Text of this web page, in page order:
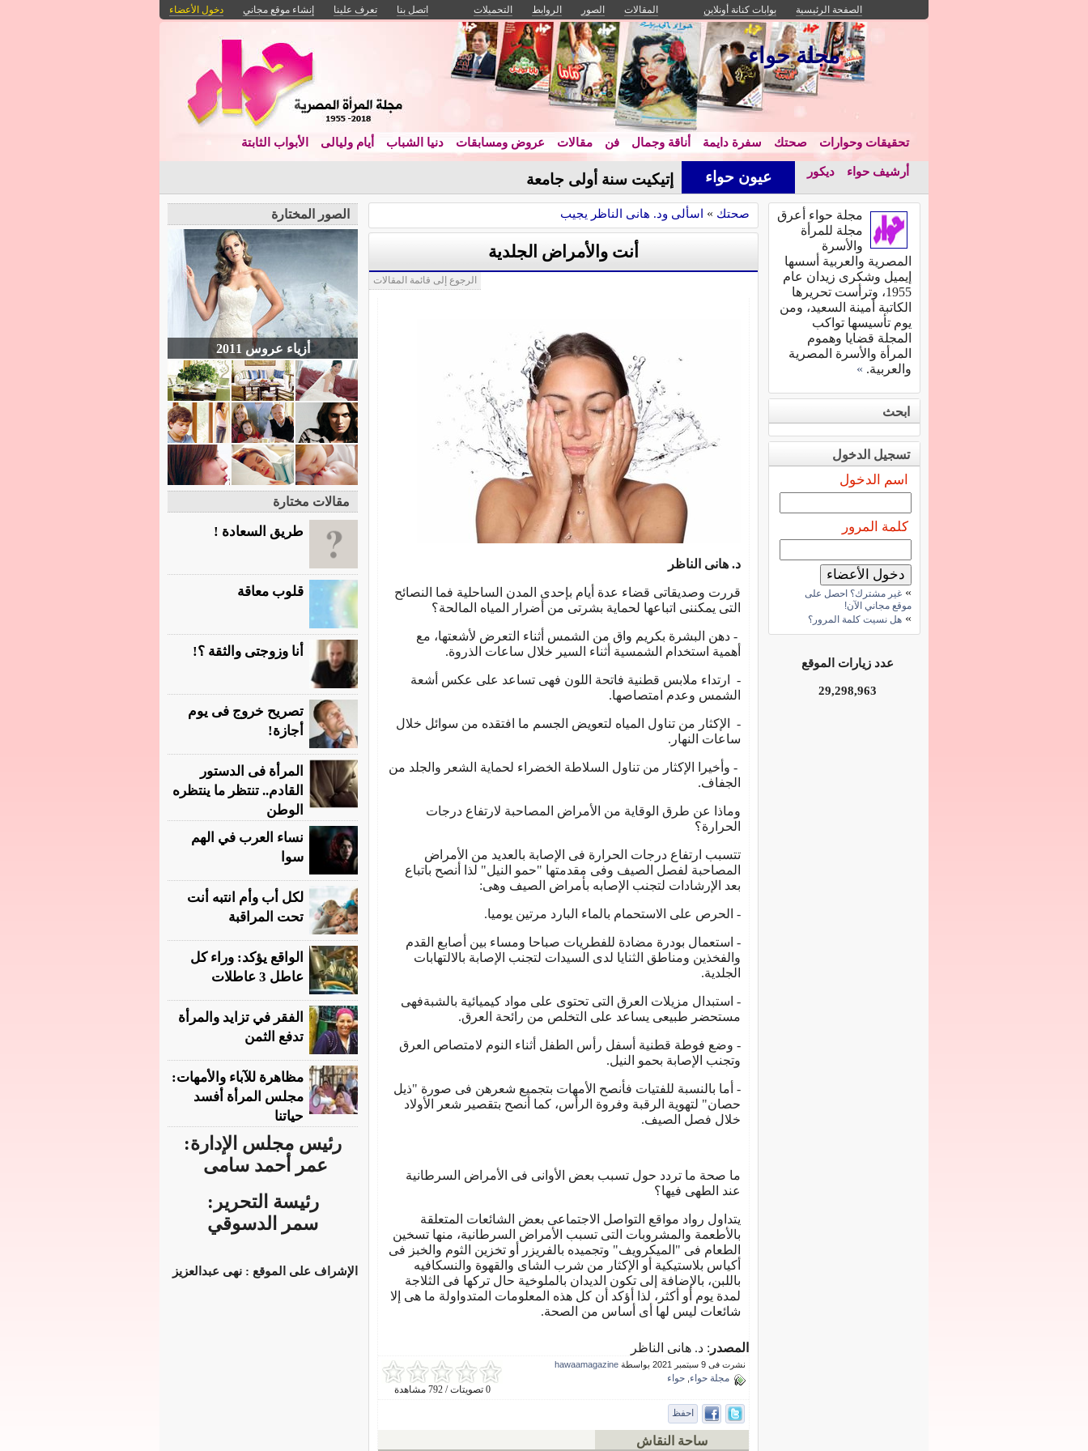
الصفحة الرئيسية بوابات كنانة أونلاين المقالات الصور الروابط التحميلات اتصل بنا تعرف علينا إنشاء موقع مجاني دخول الأعضاء
مجلة حواء
تحقيقات وحوارات صحتك سفرة دايمة أناقة وجمال فن مقالات عروض ومسابقات دنيا الشباب أيام وليالى الأبواب الثابتة
أرشيف حواء ديكور عيون حواء إتيكيت سنة أولى جامعة
صحتك » اسألى ود. هانى الناظر يجيب
أنت والأمراض الجلدية
الرجوع إلى قائمة المقالات
د. هانى الناظر
قررت وصديقاتى قضاء عدة أيام بإحدى المدن الساحلية فما النصائح
التى يمكننى اتباعها لحماية بشرتى من أضرار المياه المالحة؟
- دهن البشرة بكريم واق من الشمس أثناء التعرض لأشعتها، مع
أهمية استخدام الشمسية أثناء السير خلال ساعات الذروة.
- ارتداء ملابس قطنية فاتحة اللون فهى تساعد على عكس أشعة
الشمس وعدم امتصاصها.
- الإكثار من تناول المياه لتعويض الجسم ما افتقده من سوائل خلال
ساعات النهار.
- وأخيرا الإكثار من تناول السلاطة الخضراء لحماية الشعر والجلد من
الجفاف.
وماذا عن طرق الوقاية من الأمراض المصاحبة لارتفاع درجات
الحرارة؟
تتسبب ارتفاع درجات الحرارة فى الإصابة بالعديد من الأمراض
المصاحبة لفصل الصيف وفى مقدمتها "حمو النيل" لذا أنصح باتباع
بعد الإرشادات لتجنب الإصابه بأمراض الصيف وهى:
- الحرص على الاستحمام بالماء البارد مرتين يوميا.
- استعمال بودرة مضادة للفطريات صباحا ومساء بين أصابع القدم
والفخذين ومناطق الثنايا لدى السيدات لتجنب الإصابة بالالتهابات
الجلدية.
- استبدال مزيلات العرق التى تحتوى على مواد كيميائية بالشبةفهى
مستحضر طبيعى يساعد على التخلص من رائحة العرق.
- وضع فوطة قطنية أسفل رأس الطفل أثناء النوم لامتصاص العرق
وتجنب الإصابة بحمو النيل.
- أما بالنسبة للفتيات فأنصح الأمهات بتجميع شعرهن فى صورة "ذيل
حصان" لتهوية الرقبة وفروة الرأس، كما أنصح بتقصير شعر الأولاد
خلال فصل الصيف.
ما صحة ما تردد حول تسبب بعض الأوانى فى الأمراض السرطانية
عند الطهى فيها؟
يتداول رواد مواقع التواصل الاجتماعى بعض الشائعات المتعلقة
بالأطعمة والمشروبات التى تسبب الأمراض السرطانية، منها تسخين
الطعام فى "الميكرويف" وتجميده بالفريزر أو تخزين الثوم والخبز فى
أكياس بلاستيكية أو الإكثار من شرب الشاى والقهوة والنسكافيه
باللبن، بالإضافة إلى تكون الديدان بالملوخية حال تركها فى الثلاجة
لمدة يوم أو أكثر، لذا أؤكد أن كل هذه المعلومات المتدواولة ما هى إلا
شائعات ليس لها أى أساس من الصحة.
المصدر : د. هانى الناظر
0 تصويتات / 792 مشاهدة
نشرت فى 9 سبتمبر 2021 بواسطة hawaamagazine
مجلة حواء حواء
احفظ
ساحة النقاش
مجلة حواء أعرق
مجلة للمرأة
والأسرة
المصرية والعربية أسسها
إيميل وشكرى زيدان عام
1955، وترأست تحريرها
الكاتبة أمينة السعيد، ومن
يوم تأسيسها تواكب
المجلة قضايا وهموم
المرأة والأسرة المصرية
والعربية. »
ابحث
تسجيل الدخول
اسم الدخول
كلمة المرور
» غير مشترك؟ احصل على
موقع مجاني الآن!
» هل نسيت كلمة المرور؟
عدد زيارات الموقع
29,298,963
الصور المختارة
أزياء عروس 2011
مقالات مختارة
طريق السعادة !
قلوب معاقة
أنا وزوجتى والثقة ؟!
تصريح خروج فى يوم
أجازة!
المرأة فى الدستور
القادم.. تنتظر ما ينتظره
الوطن
نساء العرب في الهم
سوا
لكل أب وأم انتبه أنت
تحت المراقبة
الواقع يؤكد: وراء كل
عاطل 3 عاطلات
الفقر في تزايد والمرأة
تدفع الثمن
مظاهرة للآباء والأمهات:
مجلس المرأة أفسد
حياتنا
رئيس مجلس الإدارة:
عمر أحمد سامى
رئيسة التحرير:
سمر الدسوقي
الإشراف على الموقع : نهى عبدالعزيز